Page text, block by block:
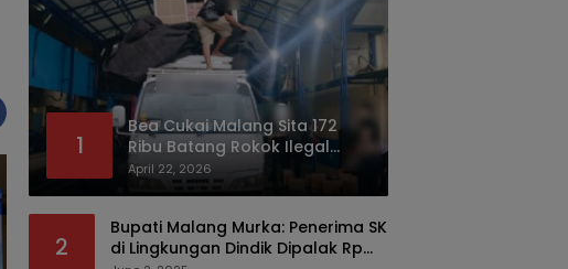
1
Bea Cukai Malang Sita 172
Ribu Batang Rokok Ilegal
Bermodus Kemasan Sabun
April 22, 2026
2
Bupati Malang Murka: Penerima SK
di Lingkungan Dindik Dipalak Rp